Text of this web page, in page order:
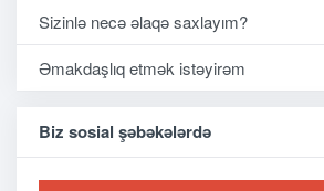
Sizinlə necə əlaqə saxlayım?
Əmakdaşlıq etmək istəyirəm
Biz sosial şəbəkələrdə